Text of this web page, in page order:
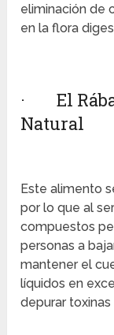
eliminación de
en la flora
· El
Natural
Este alimento
por lo que al
compuestos
personas a
mantener el
líquidos en
depurar